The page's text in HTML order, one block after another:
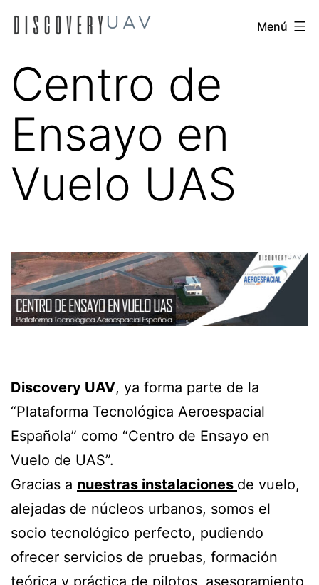
Saltar
Discovery
Menú
Centro de
Ensayo en
Vuelo UAS
Discovery UAV, ya forma parte de la
“Plataforma Tecnológica Aeroespacial
Española” como “Centro de Ensayo en
Vuelo de UAS”.
Gracias a nuestras instalaciones de vuelo,
alejadas de núcleos urbanos, somos el
socio tecnológico perfecto, pudiendo
ofrecer servicios de pruebas, formación
teórica y práctica de pilotos, asesoramiento